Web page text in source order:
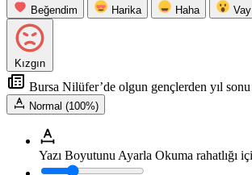
Beğendim Harika Haha Vay
Kızgın
Bursa Nilüfer’de olgun gençlerden yıl
Normal (100%)
Yazı Boyutunu Ayarla Okuma rahatlığı